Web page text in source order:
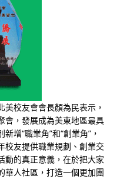
校友會會長顏為民表示，
會，發展成為美東地區最具
增“職業角”和“創業角”，
校友提供職業規劃、創業交
動的真正意義，在於把大家
華人社區，打造一個更加團